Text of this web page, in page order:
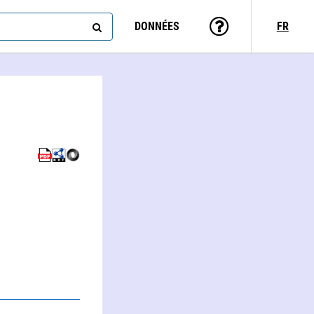
DONNÉES FR